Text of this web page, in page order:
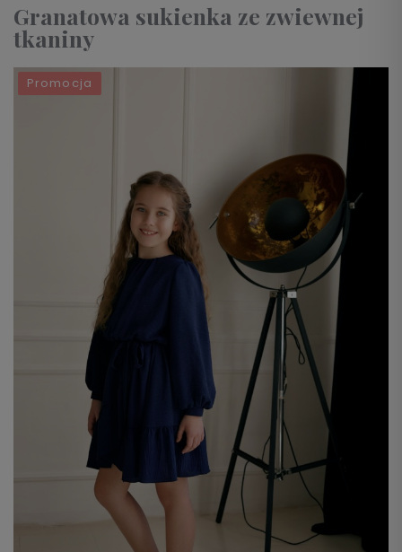
Granatowa sukienka ze zwiewnej
tkaniny
Promocja